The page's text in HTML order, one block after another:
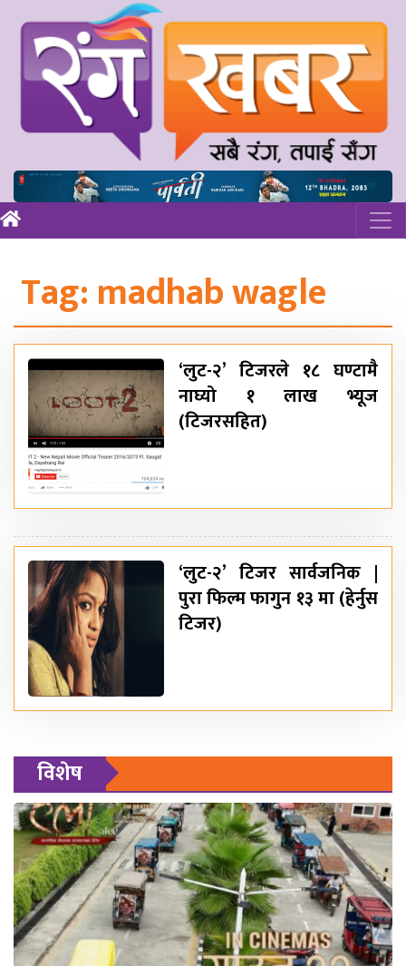
Tag:madhab wagle
‘लुट-२’ टिजरले १८ घण्टामै
नाघ्यो १ लाख भ्यूज
(टिजरसहित)
‘लुट-२’ टिजर सार्वजनिक |
पुरा फिल्म फागुन १३ मा (हेर्नुस
टिजर)
विशेष